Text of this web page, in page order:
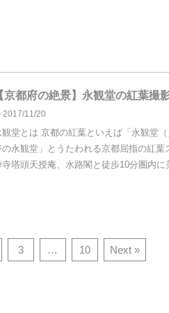
京都府の絶景】永観堂の紅葉撮
2017/11/20
観堂とは 京都の紅葉といえば「永観堂
の永観堂」とうたわれる京都屈指の紅
寺塔頭天授庵、水路閣と徒歩10分圏内
3 … 10 Next »